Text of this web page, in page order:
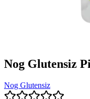
Nog Glutensiz
Nog Glutensiz